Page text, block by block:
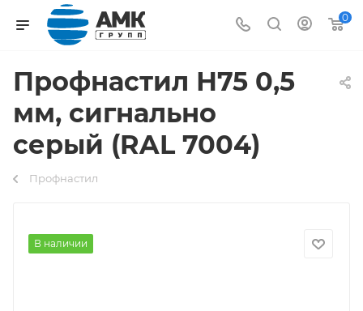
0
Профнастил Н75 0,5
мм, сигнально
серый (RAL 7004)
Профнастил
В наличии